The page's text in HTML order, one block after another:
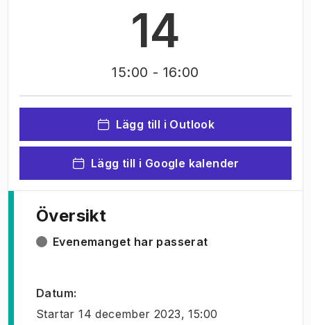
14
15:00 - 16:00
Lägg till i Outlook
Lägg till i Google kalender
Översikt
Evenemanget har passerat
Datum:
Startar 14 december 2023, 15:00